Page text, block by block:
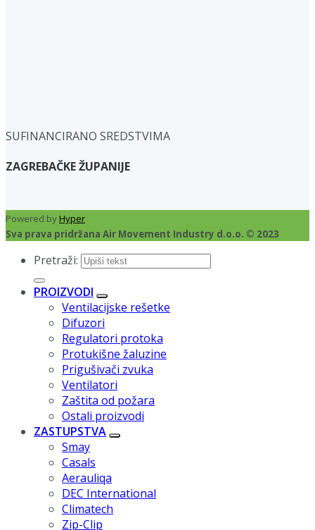
SUFINANCIRANO SREDSTVIMA
ZAGREBAČKE ŽUPANIJE
Powered byHyper
Sva prava pridržana Air Movement Industry d.o.o. © 2023
Pretraži:
PROIZVODI
Ventilacijske rešetke
Difuzori
Regulatori protoka
Protukišne žaluzine
Prigušivači zvuka
Ventilatori
Zaštita od požara
Ostali proizvodi
ZASTUPSTVA
Smay
Casals
Aerauliqa
DEC International
Climatech
Zip-Clip